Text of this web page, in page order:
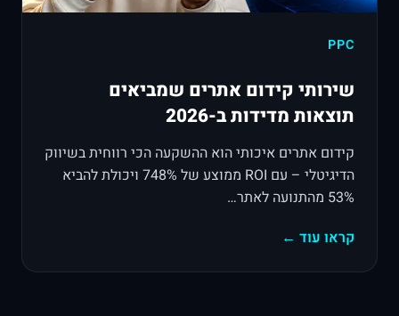
PPC
שירותי קידום אתרים שמביאים
תוצאות מדידות ב-2026
קידום אתרים איכותי הוא ההשקעה הכי רווחית בשיווק
הדיגיטלי – עם ROI ממוצע של 748% ויכולת להביא
53% מהתנועה לאתר…
קראו עוד ←